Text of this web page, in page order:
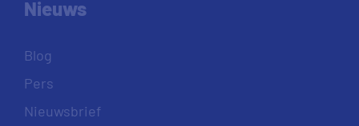
Nieuws
Blog
Pers
Nieuwsbrief